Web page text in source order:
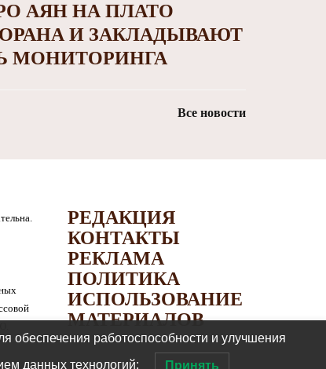
АЯН НА ПЛАТО
И ЗАКЛАДЫВАЮТ
МОНИТОРИНГА
Все новости
РЕДАКЦИЯ
КОНТАКТЫ
РЕКЛАМА
ПОЛИТИКА
ИСПОЛЬЗОВАНИЕ
МАТЕРИАЛОВ
обеспечения работоспособности и улучшения
данных технологий: Принять